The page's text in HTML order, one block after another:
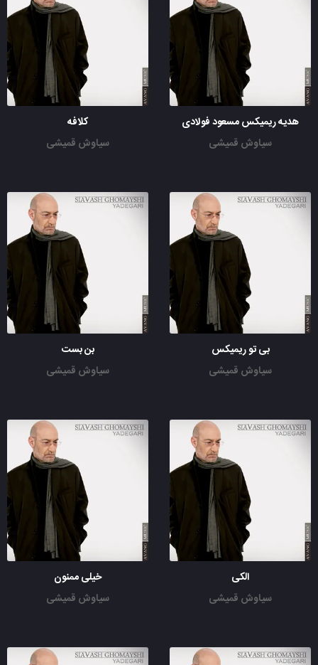
هدیه ریمیکس مسعود فولادی
سیاوش قمیشی
کلافه
سیاوش قمیشی
بی تو ریمیکس
سیاوش قمیشی
بن بست
سیاوش قمیشی
الکی
سیاوش قمیشی
خیلی ممنون
سیاوش قمیشی